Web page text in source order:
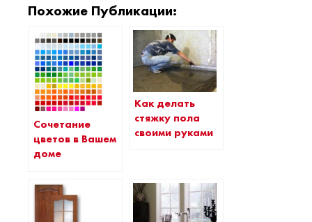
Похожие Публикации:
Сочетание
цветов в Вашем
доме
Как делать
стяжку пола
своими руками